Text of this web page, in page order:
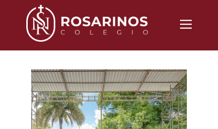
Nosotros
Noticias
Vida Cotidiana
Inscripciones